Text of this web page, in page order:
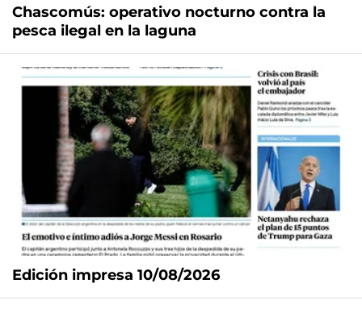
Chascomús: operativo nocturno contra la
pesca ilegal en la laguna
Edición impresa 10/08/2026